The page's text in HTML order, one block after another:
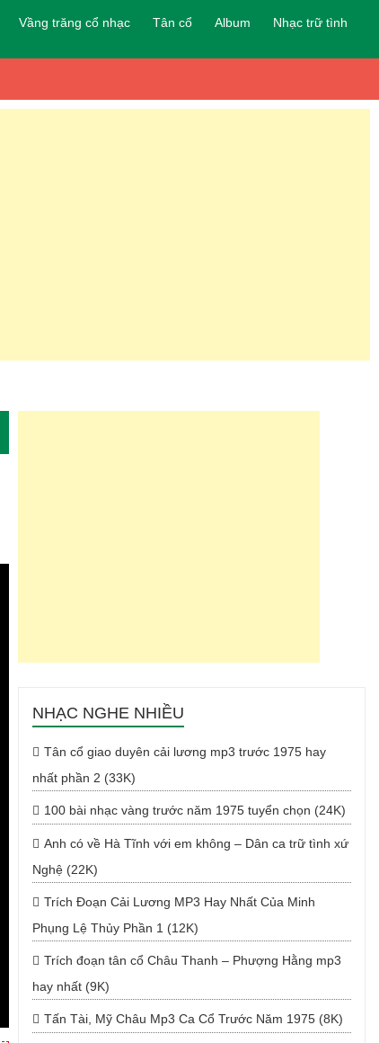
Vầng trăng cổ nhạc Tân cổ Album Nhạc trữ tình
NHẠC NGHE NHIỀU
Tân cổ giao duyên cải lương mp3 trước 1975 hay
nhất phần 2 (33K)
100 bài nhạc vàng trước năm 1975 tuyển chọn (24K)
Anh có về Hà Tĩnh với em không – Dân ca trữ tình xứ
Nghệ (22K)
Trích Đoạn Cải Lương MP3 Hay Nhất Của Minh
Phụng Lệ Thủy Phần 1 (12K)
Trích đoạn tân cổ Châu Thanh – Phượng Hằng mp3
hay nhất (9K)
Tấn Tài, Mỹ Châu Mp3 Ca Cổ Trước Năm 1975 (8K)